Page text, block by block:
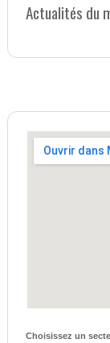
Actualités du
Choisissez un